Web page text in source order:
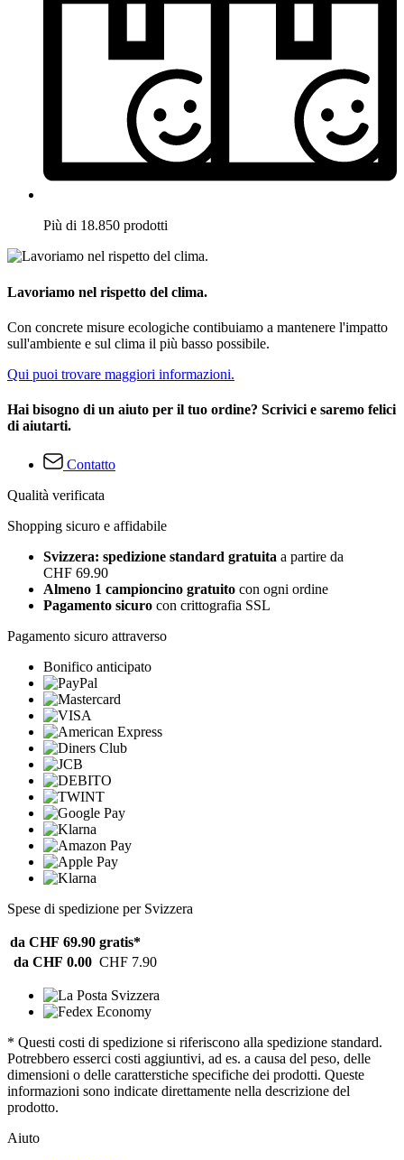
Più di 18.850 prodotti
Lavoriamo nel rispetto del clima.
Con concrete misure ecologiche contibuiamo a mantenere l'impatto
sull'ambiente e sul clima il più basso possibile.
Qui puoi trovare maggiori informazioni.
Hai bisogno di un aiuto per il tuo ordine? Scrivici e saremo felici
di aiutarti.
Contatto
Qualità verificata
Shopping sicuro e affidabile
Svizzera: spedizione standard gratuita a partire da
CHF 69.90
Almeno 1 campioncino gratuito con ogni ordine
Pagamento sicuro con crittografia SSL
Pagamento sicuro attraverso
Bonifico anticipato
Spese di spedizione per Svizzera
da CHF 69.90 gratis*
da CHF 0.00 CHF 7.90
* Questi costi di spedizione si riferiscono alla spedizione standard.
Potrebbero esserci costi aggiuntivi, ad es. a causa del peso, delle
dimensioni o delle caratterstiche specifiche dei prodotti. Queste
informazioni sono indicate direttamente nella descrizione del
prodotto.
Aiuto